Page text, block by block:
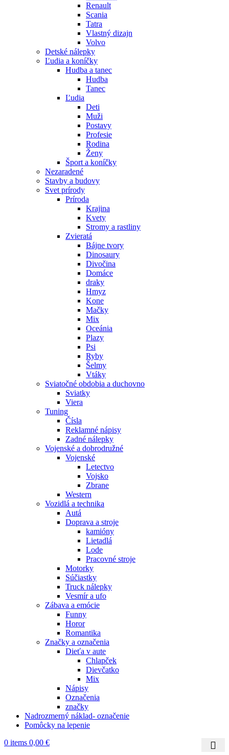
Renault
Scania
Tatra
Vlastný dizajn
Volvo
Detské nálepky
Ľudia a koníčky
Hudba a tanec
Hudba
Tanec
Ľudia
Deti
Muži
Postavy
Profesie
Rodina
Ženy
Šport a koníčky
Nezaradené
Stavby a budovy
Svet prírody
Príroda
Krajina
Kvety
Stromy a rastliny
Zvieratá
Bájne tvory
Dinosaury
Divočina
Domáce
draky
Hmyz
Kone
Mačky
Mix
Oceánia
Plazy
Psi
Ryby
Šelmy
Vtáky
Sviatočné obdobia a duchovno
Sviatky
Viera
Tuning
Čísla
Reklamné nápisy
Zadné nálepky
Vojenské a dobrodružné
Vojenské
Letectvo
Vojsko
Zbrane
Western
Vozidlá a technika
Autá
Doprava a stroje
kamióny
Lietadlá
Lode
Pracovné stroje
Motorky
Súčiastky
Truck nálepky
Vesmír a ufo
Zábava a emócie
Funny
Horor
Romantika
Značky a označenia
Dieťa v aute
Chlapček
Dievčatko
Mix
Nápisy
Označenia
značky
Nadrozmerný náklad- označenie
Pomôcky na lepenie
0 items 0,00 €